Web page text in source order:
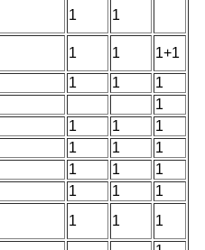
1 1
1 1
1+1
1 1
1
1
1 1
1
1 1
1
1 1
1
1 1
1
1 1
1